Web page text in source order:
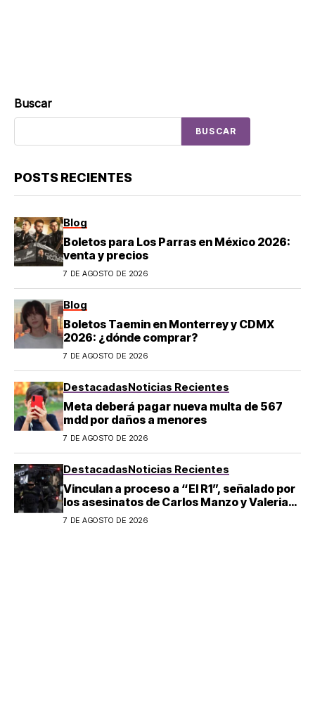
Buscar
BUSCAR
POSTS RECIENTES
Blog
Boletos para Los Parras en México 2026:
venta y precios
7 DE AGOSTO DE 2026
Blog
Boletos Taemin en Monterrey y CDMX
2026: ¿dónde comprar?
7 DE AGOSTO DE 2026
DestacadasNoticias Recientes
Meta deberá pagar nueva multa de 567
mdd por daños a menores
7 DE AGOSTO DE 2026
DestacadasNoticias Recientes
Vinculan a proceso a “El R1”, señalado por
los asesinatos de Carlos Manzo y Valeria
Márquez
7 DE AGOSTO DE 2026